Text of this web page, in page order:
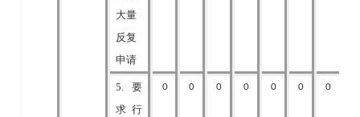
大量
反复
申请
5.要
求行
0 0 0 0 0 0 0